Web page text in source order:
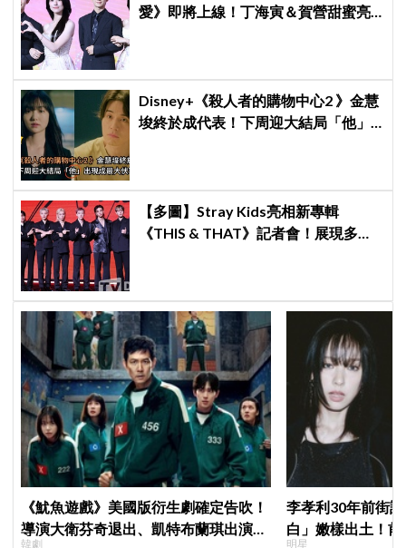
愛》即將上線！丁海寅＆賀營甜蜜亮
Disney+《殺人者的購物中心2 》金慧
埈終於成代表！下周迎大結局「他」
【多圖】Stray Kids亮相新專輯
《THIS & THAT》記者會！展現多才
《魷魚遊戲》美國版衍生劇確定告吹！
導演大衛芬奇退出、凱特布蘭琪出演傳
韓劇
李孝利30年前街
白」嫩樣出土！
明星